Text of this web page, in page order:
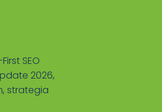
SEO
2026,
, strategia